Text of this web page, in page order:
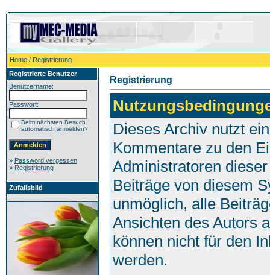
Home / Registrierung
Registrierte Benutzer
Benutzername:
Passwort:
Beim nächsten Besuch
automatisch anmelden?
» Password vergessen
» Registrierung
Zufallsbild
Registrierung
Dieses Archiv nutzt
Kommentare zu den
Administratoren
Beiträge von diesem
unmöglich, alle
Ansichten des Autors
können nicht für den
werden.